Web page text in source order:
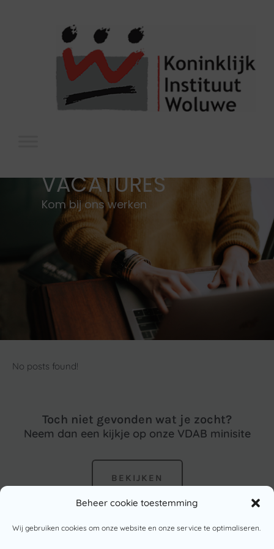
Beheer cookie toestemming
Wij gebruiken cookies om onze website en onze service te optimaliseren.
VACATURES
Kom bij ons werken
No posts found!
Toch niet gevonden wat je zocht?
Neem dan een kijkje op onze VDAB minisite
BEKIJKEN